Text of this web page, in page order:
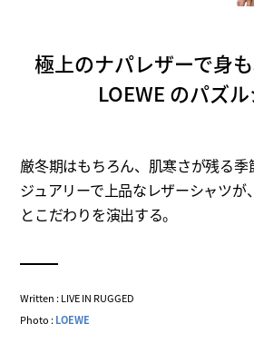
極上のナパレザーで身
LOEWE のパズ
厳冬期はもちろん、肌寒さが残る
ジュアリーで上品なレザーシャツが
とこだわりを演出する。
Written : LIVE IN RUGGED
Photo :LOEWE